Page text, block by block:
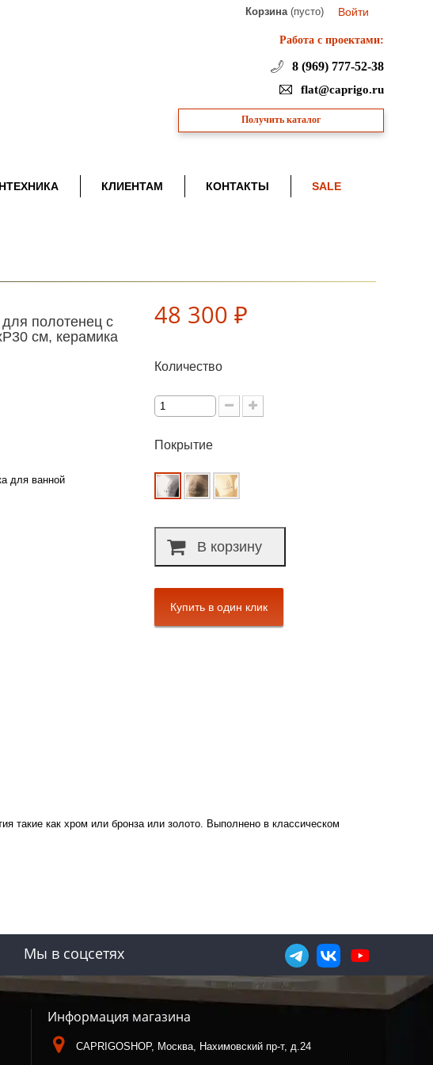
Войти
Корзина (пусто)
Работа с проектами:
8 (969) 777-52-38
flat@caprigo.ru
Получить каталог
КЛИЕНТАМ КОНТАКТЫ SALE
полотенец с
см, керамика
для ванной
48 300 ₽
Количество
Покрытие
В корзину
такие как хром или бронза или золото. Выполнено в классическом
Мы в соцсетях
Информация магазина
CAPRIGOSHOP, Москва, Нахимовский пр-т, д.24